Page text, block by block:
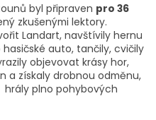
byl připraven pro 36
zkušenými lektory.
Landart, navštívily hernu
hasičské auto, tančily, cvičily
objevovat krásy hor,
a získaly drobnou odměnu,
plno pohybových